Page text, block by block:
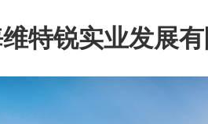
特锐实业发展